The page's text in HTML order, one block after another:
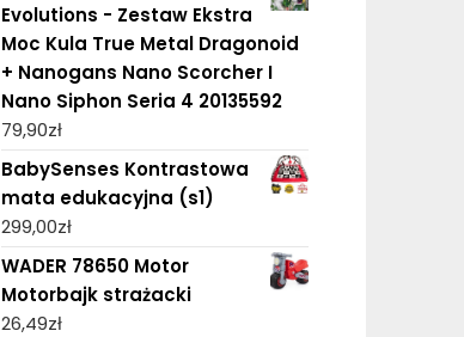
Evolutions - Zestaw Ekstra
Moc Kula True Metal Dragonoid
+ Nanogans Nano Scorcher I
Nano Siphon Seria 4 20135592
79,90zł
BabySenses Kontrastowa
mata edukacyjna (s1)
299,00zł
WADER 78650 Motor
Motorbajk strażacki
26,49zł